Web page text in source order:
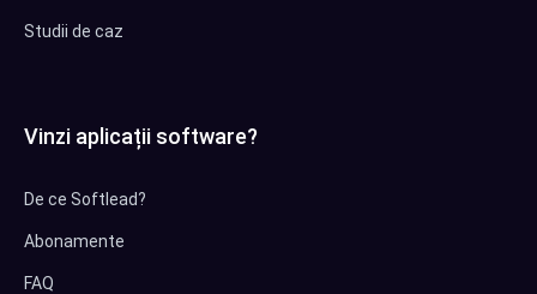
Studii de caz
Vinzi aplicații software?
De ce Softlead?
Abonamente
FAQ